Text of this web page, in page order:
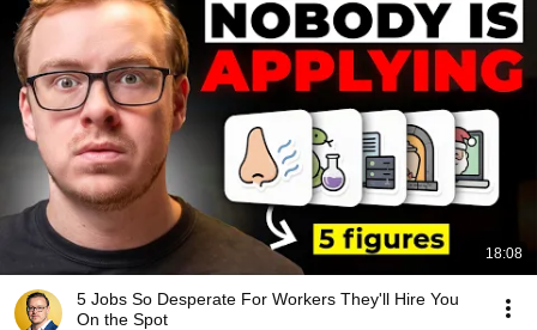
18:08
5 Jobs So Desperate For Workers They'll Hire You
On the Spot